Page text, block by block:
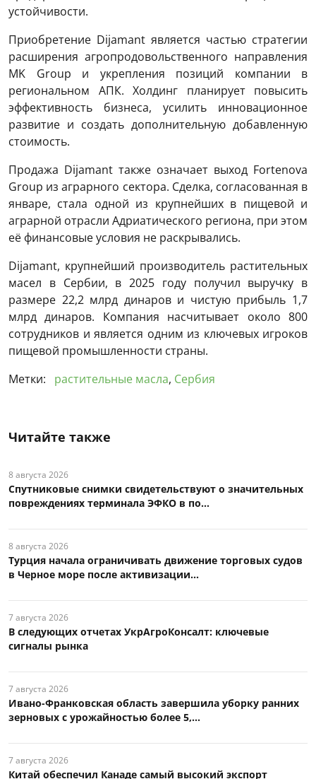
устойчивости.
Приобретение Dijamant является частью стратегии
расширения агропродовольственного направления
MK Group и укрепления позиций компании в
региональном АПК. Холдинг планирует повысить
эффективность бизнеса, усилить инновационное
развитие и создать дополнительную добавленную
стоимость.
Продажа Dijamant также означает выход Fortenova
Group из аграрного сектора. Сделка, согласованная в
январе, стала одной из крупнейших в пищевой и
аграрной отрасли Адриатического региона, при этом
её финансовые условия не раскрывались.
Dijamant, крупнейший производитель растительных
масел в Сербии, в 2025 году получил выручку в
размере 22,2 млрд динаров и чистую прибыль 1,7
млрд динаров. Компания насчитывает около 800
сотрудников и является одним из ключевых игроков
пищевой промышленности страны.
Метки:
растительные масла, Сербия
Читайте также
8 августа 2026
Спутниковые снимки свидетельствуют о значительных
повреждениях терминала ЭФКО в по...
8 августа 2026
Турция начала ограничивать движение торговых судов
в Черное море после активизации...
7 августа 2026
В следующих отчетах УкрАгроКонсалт: ключевые
сигналы рынка
7 августа 2026
Ивано-Франковская область завершила уборку ранних
зерновых с урожайностью более 5,...
7 августа 2026
Китай обеспечил Канаде самый высокий экспорт